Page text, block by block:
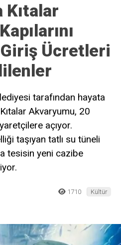
Kıtalar
Ücretleri
tarafından hayata
Akvaryumu, 20
açıyor.
taşıyan tatlı su tüneli
tesisin yeni cazibe
1710 Kültür